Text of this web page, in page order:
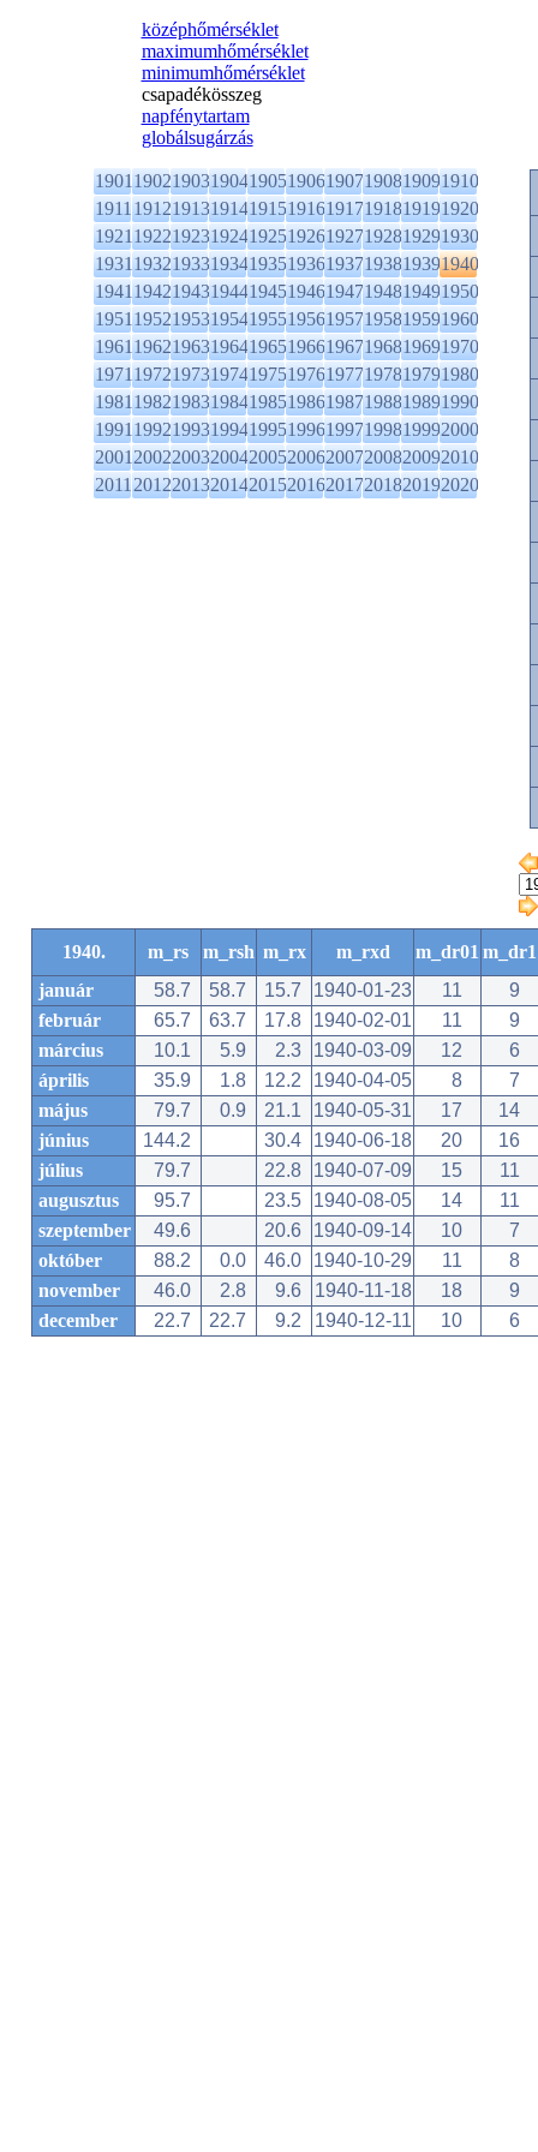
középhőmérséklet
maximumhőmérséklet
minimumhőmérséklet
csapadékösszeg
napfénytartam
globálsugárzás
1901190219031904190519061907190819091910
1911191219131914191519161917191819191920
1921192219231924192519261927192819291930
1931193219331934193519361937193819391940
1941194219431944194519461947194819491950
1951195219531954195519561957195819591960
1961196219631964196519661967196819691970
1971197219731974197519761977197819791980
1981198219831984198519861987198819891990
1991199219931994199519961997199819992000
2001200220032004200520062007200820092010
2011201220132014201520162017201820192020
1940. m_rs m_rsh m_rx m_rxd m_dr01 m_dr1
január
58.7 58.7 15.7 1940-01-23 11
9
február
65.7 63.7 17.8 1940-02-01 11
9
március
10.1 5.9 2.3 1940-03-09 12
6
április
35.9 1.8 12.2 1940-04-05 8
7
május
79.7 0.9 21.1 1940-05-31 17
14
június
144.2 30.4 1940-06-18 20
16
július
79.7 22.8 1940-07-09 15
11
augusztus
95.7 23.5 1940-08-05 14
11
szeptember
49.6 20.6 1940-09-14 10
7
október
88.2 0.0 46.0 1940-10-29 11
8
november
46.0 2.8 9.6 1940-11-18 18
9
december
22.7 22.7 9.2 1940-12-11 10 6